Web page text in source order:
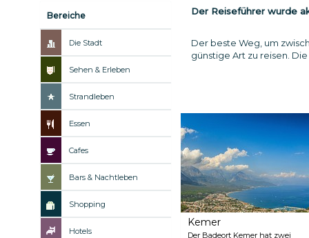
Bereiche
Die Stadt
Sehen & Erleben
Strandleben
Essen
Cafes
Bars & Nachtleben
Shopping
Hotels
Der Reiseführer wurde
Der beste Weg, um
günstige Art zu reisen.
Kemer
Der Badeort Kemer hat zwei